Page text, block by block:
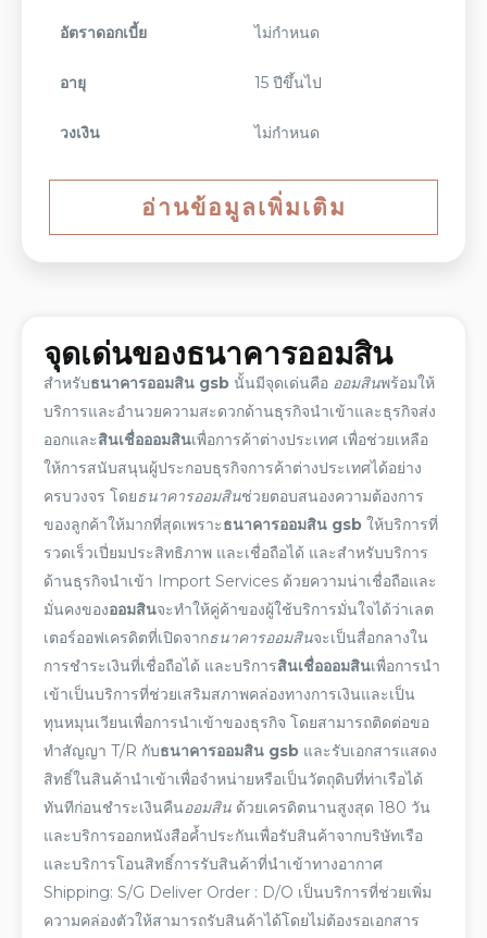
อัตราดอกเบี้ย ไม่กำหนด
อายุ 15 ปีขึ้นไป
วงเงิน ไม่กำหนด
อ่านข้อมูลเพิ่มเติม
จุดเด่นของธนาคารออมสิน
สำหรับธนาคารออมสิน gsb นั้นมีจุดเด่นคือ ออมสินพร้อมให้
บริการและอำนวยความสะดวกด้านธุรกิจนำเข้าและธุรกิจส่ง
ออกและสินเชื่อออมสินเพื่อการค้าต่างประเทศ เพื่อช่วยเหลือ
ให้การสนับสนุนผู้ประกอบธุรกิจการค้าต่างประเทศได้อย่าง
ครบวงจร โดยธนาคารออมสินช่วยตอบสนองความต้องการ
ของลูกค้าให้มากที่สุดเพราะธนาคารออมสิน gsb ให้บริการที่
รวดเร็วเปี่ยมประสิทธิภาพ และเชื่อถือได้ และสำหรับบริการ
ด้านธุรกิจนำเข้า Import Services ด้วยความน่าเชื่อถือและ
มั่นคงของออมสินจะทำให้คู่ค้าของผู้ใช้บริการมั่นใจได้ว่าเลต
เตอร์ออฟเครดิตที่เปิดจากธนาคารออมสินจะเป็นสื่อกลางใน
การชำระเงินที่เชื่อถือได้ และบริการสินเชื่อออมสินเพื่อการนำ
เข้าเป็นบริการที่ช่วยเสริมสภาพคล่องทางการเงินและเป็น
ทุนหมุนเวียนเพื่อการนำเข้าของธุรกิจ โดยสามารถติดต่อขอ
ทำสัญญา T/R กับธนาคารออมสิน gsb และรับเอกสารแสดง
สิทธิ์ในสินค้านำเข้าเพื่อจำหน่ายหรือเป็นวัตถุดิบที่ท่าเรือได้
ทันทีก่อนชำระเงินคืนออมสิน ด้วยเครดิตนานสูงสุด 180 วัน
และบริการออกหนังสือค้ำประกันเพื่อรับสินค้าจากบริษัทเรือ
และบริการโอนสิทธิ์การรับสินค้าที่นำเข้าทางอากาศ
Shipping: S/G Deliver Order : D/O เป็นบริการที่ช่วยเพิ่ม
ความคล่องตัวให้สามารถรับสินค้าได้โดยไม่ต้องรอเอกสาร